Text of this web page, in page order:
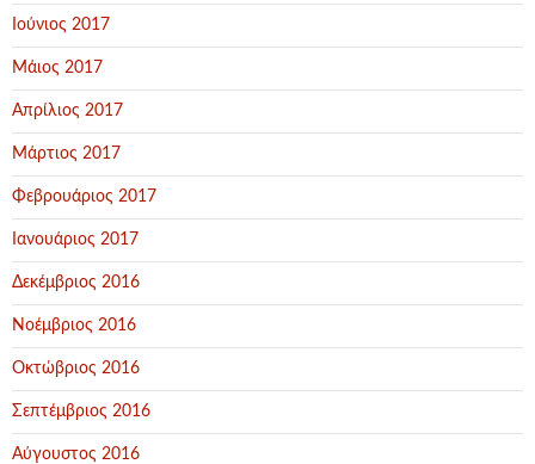
Ιούνιος 2017
Μάιος 2017
Απρίλιος 2017
Μάρτιος 2017
Φεβρουάριος 2017
Ιανουάριος 2017
Δεκέμβριος 2016
Νοέμβριος 2016
Οκτώβριος 2016
Σεπτέμβριος 2016
Αύγουστος 2016